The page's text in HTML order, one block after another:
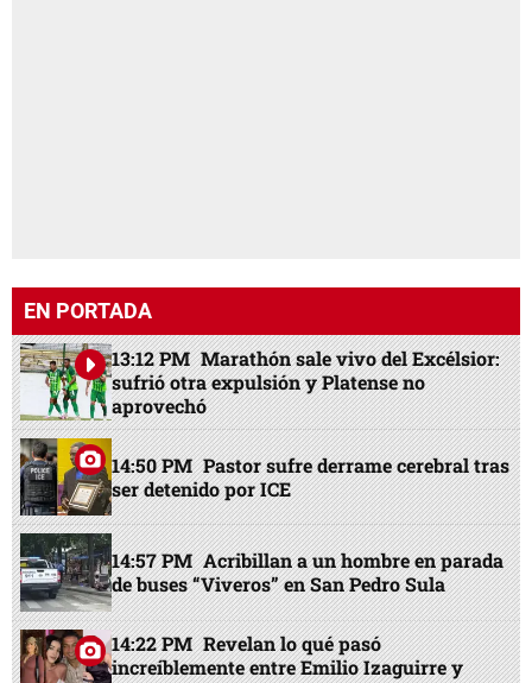
EN PORTADA
13:12 PM Marathón sale vivo del Excélsior:
sufrió otra expulsión y Platense no
aprovechó
14:50 PM Pastor sufre derrame cerebral tras
ser detenido por ICE
14:57 PM Acribillan a un hombre en parada
de buses “Viveros” en San Pedro Sula
14:22 PM Revelan lo qué pasó
increíblemente entre Emilio Izaguirre y